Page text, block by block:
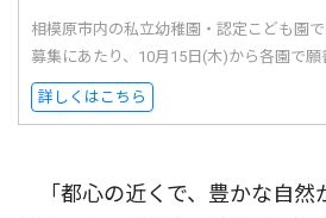
相模原市内の私立幼稚園・認定こども園
募集にあたり、10月15日(木)から各園で
詳しくはこちら
「都心の近くで、豊かな自然